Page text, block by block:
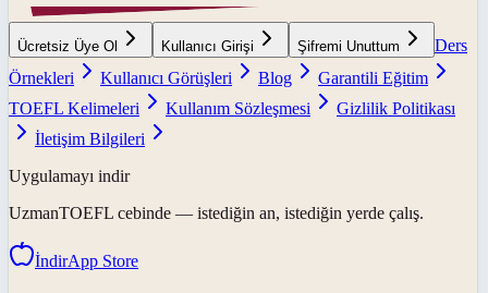
Ücretsiz Üye Ol Kullanıcı Girişi Şifremi Unuttum
Ders
Örnekleri
Kullanıcı Görüşleri Blog
Garantili Eğitim
TOEFL Kelimeleri
Kullanım Sözleşmesi
Gizlilik Politikası
İletişim Bilgileri
Uygulamayı indir
UzmanTOEFL cebinde — istediğin an, istediğin yerde çalış.
İndirApp Store